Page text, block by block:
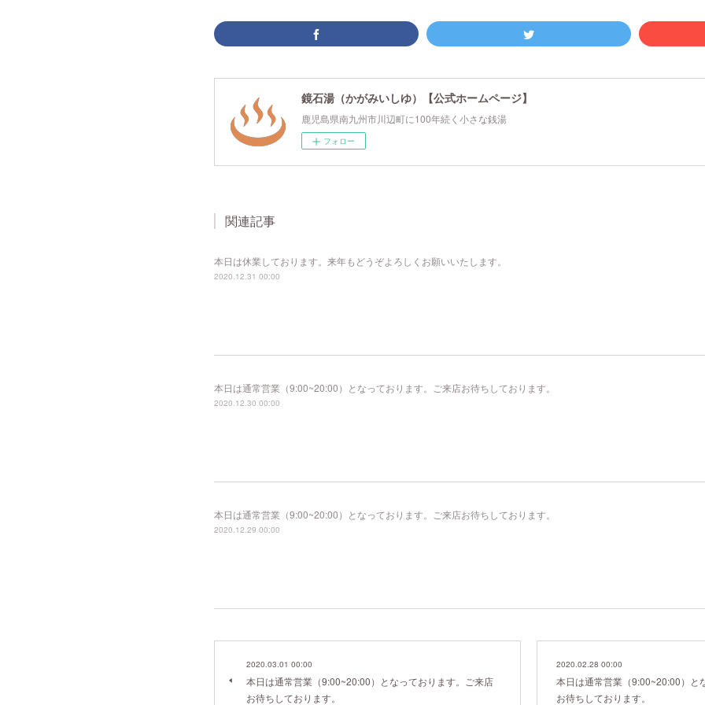
鏡石湯（かがみいしゆ）【公式ホームページ】
鹿児島県南九州市川辺町に100年続く小さな銭湯
フォロー
関連記事
本日は休業しております。来年もどうぞよろしくお願いいたします。
2020.12.31 00:00
本日は通常営業（9:00~20:00）となっております。ご来店お待ちしております。
2020.12.30 00:00
本日は通常営業（9:00~20:00）となっております。ご来店お待ちしております。
2020.12.29 00:00
2020.03.01 00:00
本日は通常営業（9:00~20:00）となっております。ご来店
お待ちしております。
2020.02.28 00:00
本日は通常営業（9:00~20:00）と
お待ちしております。